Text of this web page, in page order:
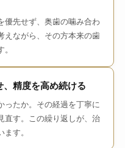
優先せず、奥歯の噛み合わ
えながら、その方本来の歯
精度を高め続ける
ったか。その経過を丁寧に
直す。この繰り返しが、治
す。